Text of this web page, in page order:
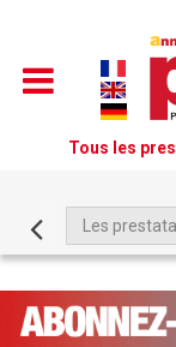
Tous les
Les